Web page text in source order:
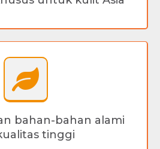
bahan-bahan alami
tinggi